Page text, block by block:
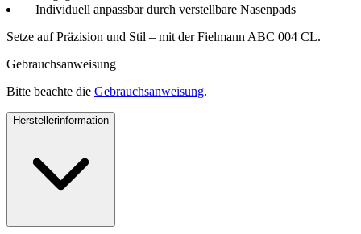
Individuell anpassbar durch verstellbare Nasenpads
Setze auf Präzision und Stil – mit der Fielmann ABC 004 CL.
Gebrauchsanweisung
Bitte beachte die Gebrauchsanweisung.
Herstellerinformation